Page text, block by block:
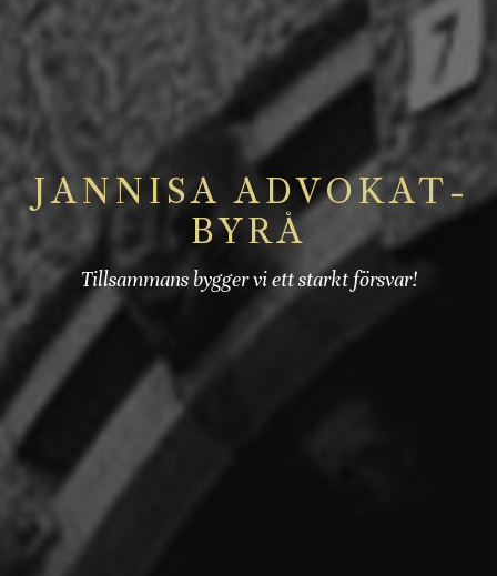
JANNISA ADVOKAT­
BYRÅ
Tillsammans bygger vi ett starkt försvar!